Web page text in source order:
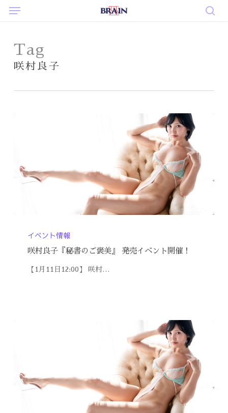
Skip
content
Menu
Tag
咲村良子
イベント情報
咲村良子『秘書のご褒美』 発売イベント開催！
【1月11日12:00】 咲村…